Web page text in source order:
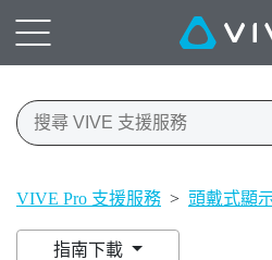
VIVE Pro 支援服務 > 頭戴式顯
指南下載